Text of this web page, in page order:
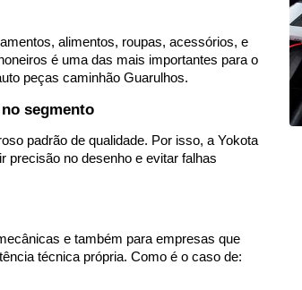
alimentos, roupas, acessórios, e
é uma das mais importantes para o
peças caminhão Guarulhos.
segmento
padrão de qualidade. Por isso, a Yokota
precisão no desenho e evitar falhas
e também para empresas que
técnica própria. Como é o caso de: